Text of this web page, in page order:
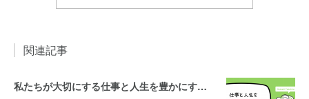
関連記事
私たちが大切にする仕事と人生を豊かにする10のヒント